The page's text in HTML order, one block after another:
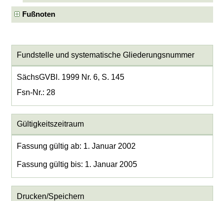
Fußnoten
Fundstelle und systematische Gliederungsnummer
SächsGVBl. 1999 Nr. 6, S. 145
Fsn-Nr.: 28
Gültigkeitszeitraum
Fassung gültig ab: 1. Januar 2002
Fassung gültig bis: 1. Januar 2005
Drucken/Speichern